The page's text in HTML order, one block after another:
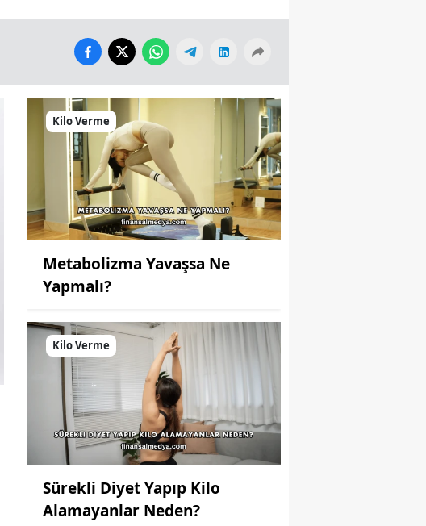
Kilo Verme
Metabolizma Yavaşsa Ne
Yapmalı?
Kilo Verme
Sürekli Diyet Yapıp Kilo
Alamayanlar Neden?